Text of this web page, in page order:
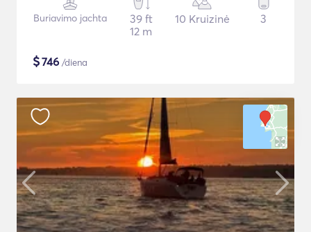
Buriavimo jachta
39 ft
12 m
10 Kruizinė 3
$746 /diena